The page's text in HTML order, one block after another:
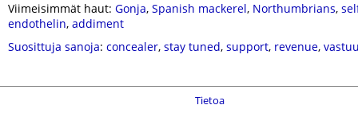
Viimeisimmät haut: Gonja, Spanish mackerel, Northumbrians,
endothelin, addiment
Suosittuja sanoja: concealer, stay tuned, support, revenue,
Tietoa